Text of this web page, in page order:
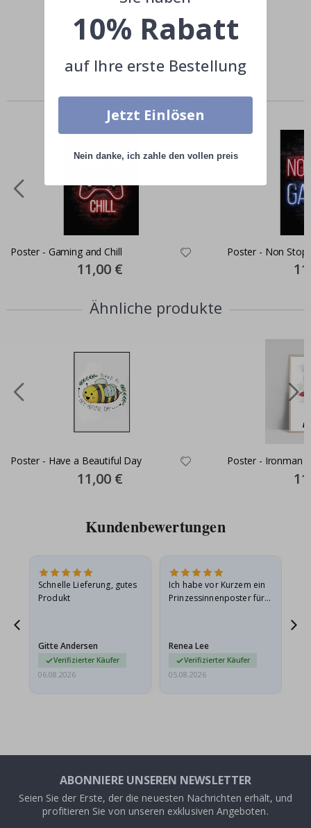
Teile dein Bild mit #namly_design
Andere kauften auch
Poster - Gaming and Chill
Special
Price
11,00 €
Poster - Non Stop
Ähnliche produkte
Poster - Have a Beautiful Day
Special
Price
11,00 €
Poster - Ironman /
Kundenbewertungen
Schnelle Lieferung, gutes
Produkt
Gitte Andersen
Verifizierter Käufer
06.08.2026
Ich habe vor Kurzem ein
Prinzessinnenposter für
beschädigt…
Renea Lee
Verifizierter Käufer
05.08.2026
ABONNIERE UNSEREN NEWSLETTER
Seien Sie der Erste, der die neuesten Nachrichten erhält, und
profitieren Sie von unseren exklusiven Angeboten.
10% Rabatt
auf Ihre erste Bestellung
Jetzt Einlösen
Nein danke, ich zahle den vollen preis